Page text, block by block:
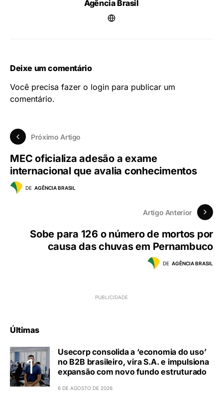
Agência Brasil
Deixe um comentário
Você precisa fazer o login para publicar um
comentário.
Próximo Artigo
MEC oficializa adesão a exame
internacional que avalia conhecimentos
DE AGÊNCIA BRASIL
Artigo Anterior
Sobe para 126 o número de mortos por
causa das chuvas em Pernambuco
DE AGÊNCIA BRASIL
Últimas
Usecorp consolida a ‘economia do uso’
no B2B brasileiro, vira S.A. e impulsiona
expansão com novo fundo estruturado
6 DE AGOSTO DE 2026